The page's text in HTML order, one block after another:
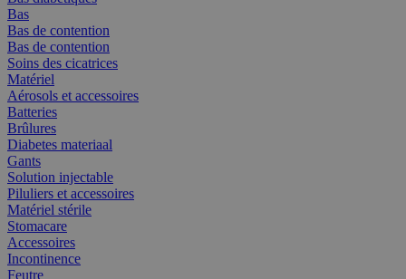
Bas
Bas de contention
Bas de contention
Soins des cicatrices
Matériel
Aérosols et accessoires
Batteries
Brûlures
Diabetes materiaal
Gants
Solution injectable
Piluliers et accessoires
Matériel stérile
Stomacare
Accessoires
Incontinence
Feutre